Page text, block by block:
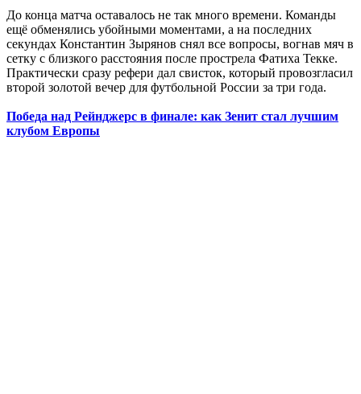
До конца матча оставалось не так много времени. Команды
ещё обменялись убойными моментами, а на последних
секундах Константин Зырянов снял все вопросы, вогнав мяч в
сетку с близкого расстояния после прострела Фатиха Текке.
Практически сразу рефери дал свисток, который провозгласил
второй золотой вечер для футбольной России за три года.
Победа над Рейнджерс в финале: как Зенит стал лучшим
клубом Европы